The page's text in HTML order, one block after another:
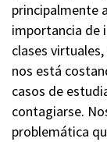
principalmente
importancia de
clases
nos está
casos de
contagiarse.
problemática